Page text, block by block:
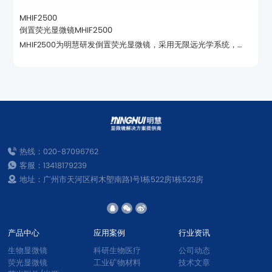
MHIF2500
倒置荧光显微镜MHIF2500
件，兼顾明场、相衬、荧光观测，适配细胞科研实验。
热线：020-87096762
客服：13418179239
地址：广州市天河区柯木塱南路1号1栋522房1栋523房
产品中心
生物显微镜
荧光显微镜
应用案例
科研生物医疗
工业矿物材料
行业资讯
公司动态
技术文章